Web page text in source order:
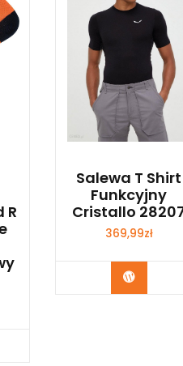
R
Salewa T Shirt
Funkcyjny
Cristallo
369,99zł
Kup